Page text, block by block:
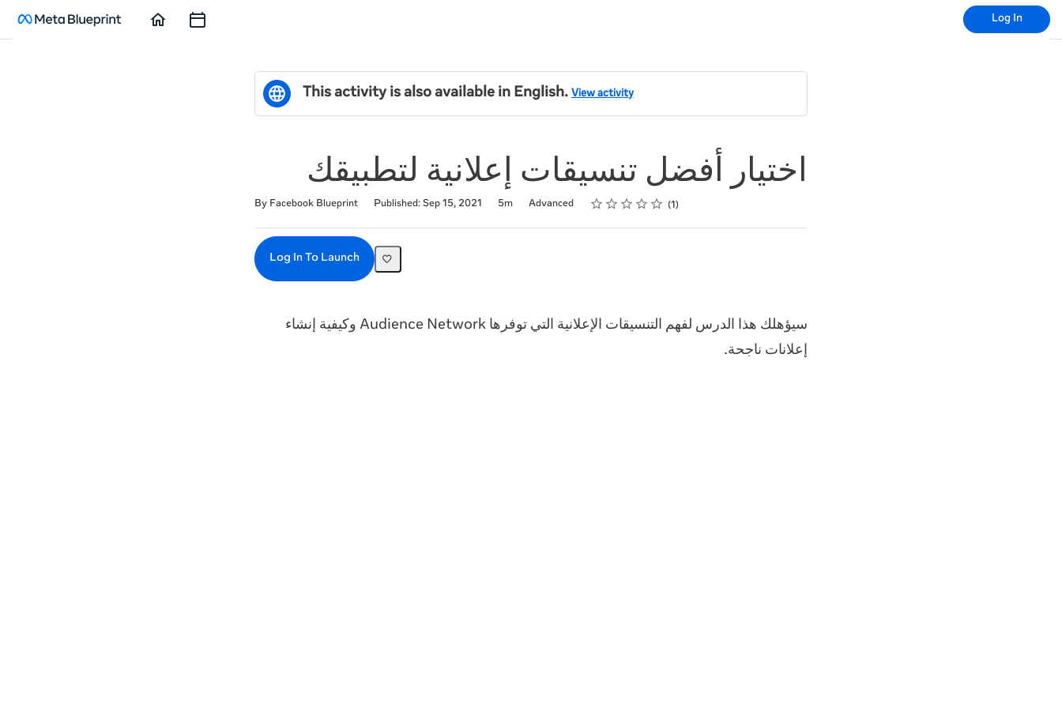
Log In
This activity is also available in English. View activity
اختيار أفضل تنسيقات إعلانية لتطبيقك
By Facebook Blueprint Published: Sep 15, 2021 5m Advanced Rating
1 star
2 stars
3 stars
4 stars
5 stars 1
Log In To Launch
سيؤهلك هذا الدرس لفهم التنسيقات الإعلانية التي توفرها Audience Network وكيفية إنشاء
إعلانات ناجحة.